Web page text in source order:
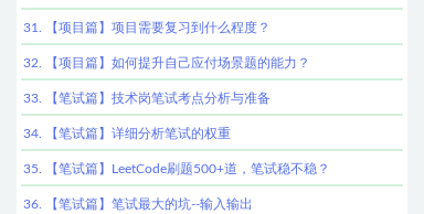
31. 【项目篇】项目需要复习到什么程度？
32. 【项目篇】如何提升自己应付场景题的能力？
33. 【笔试篇】技术岗笔试考点分析与准备
34. 【笔试篇】详细分析笔试的权重
35. 【笔试篇】LeetCode刷题500+道，笔试稳不稳？
36. 【笔试篇】笔试最大的坑--输入输出